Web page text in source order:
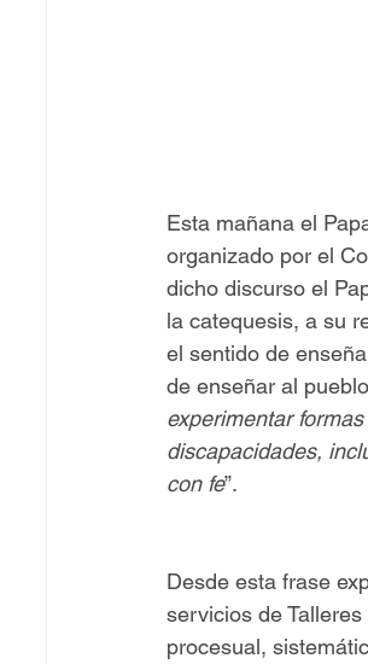
Esta mañana el
organizado por el
dicho discurso el
la catequesis, a su
el sentido de
de enseñar al
experimentar
discapacidades,
con fe”.
Desde esta frase
servicios de
procesual,